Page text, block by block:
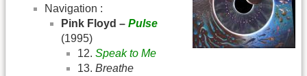
Navigation :
Pink Floyd – Pulse
(1995)
12. Speak to Me
13. Breathe